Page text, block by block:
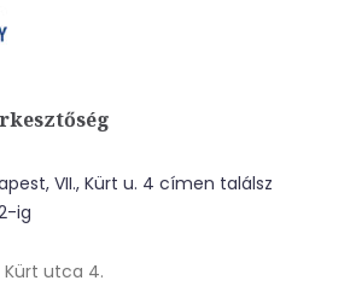
VII., Kürt u. 4 címen találsz
ig
Kürt utca 4.